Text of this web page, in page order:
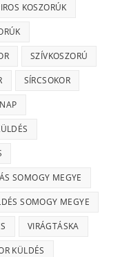
KOSZORÚK
SZÍVKOSZORÚ
SÍRCSOKOR
SOMOGY MEGYE
SOMOGY MEGYE
VIRÁGTÁSKA
KÜLDÉS